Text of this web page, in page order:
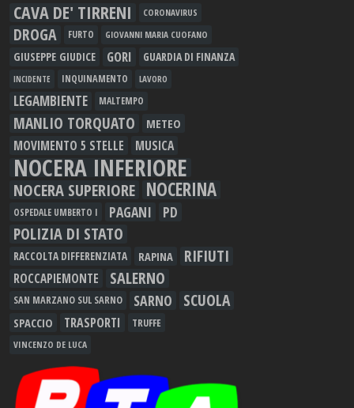
CAVA DE' TIRRENI CORONAVIRUS
DROGA FURTO GIOVANNI MARIA CUOFANO
GIUSEPPE GIUDICE GORI GUARDIA DI FINANZA
INCIDENTE INQUINAMENTO LAVORO
LEGAMBIENTE MALTEMPO
MANLIO TORQUATO METEO
MOVIMENTO 5 STELLE MUSICA
NOCERA INFERIORE
NOCERA SUPERIORE NOCERINA
OSPEDALE UMBERTO I PAGANI PD
POLIZIA DI STATO
RACCOLTA DIFFERENZIATA RAPINA RIFIUTI
ROCCAPIEMONTE SALERNO
SAN MARZANO SUL SARNO SARNO SCUOLA
SPACCIO TRASPORTI TRUFFE
VINCENZO DE LUCA